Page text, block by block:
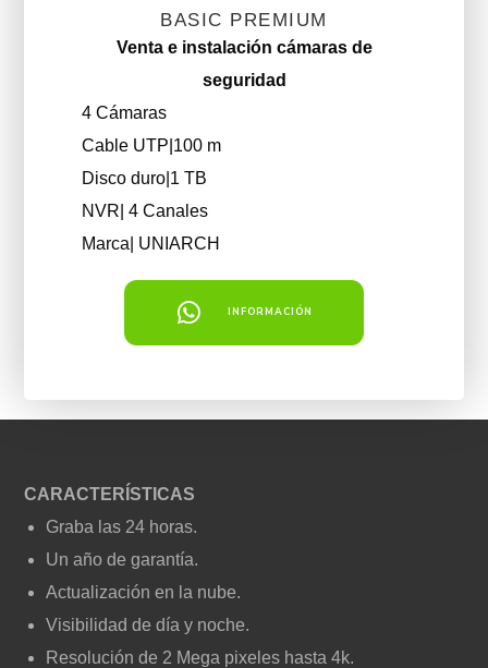
BASIC PREMIUM
Venta e instalación cámaras de
seguridad
4 Cámaras
Cable UTP|100 m
Disco duro|1 TB
NVR| 4 Canales
Marca| UNIARCH
INFORMACIÓN
CARACTERÍSTICAS
Graba las 24 horas.
Un año de garantía.
Actualización en la nube.
Visibilidad de día y noche.
Resolución de 2 Mega pixeles hasta 4k.